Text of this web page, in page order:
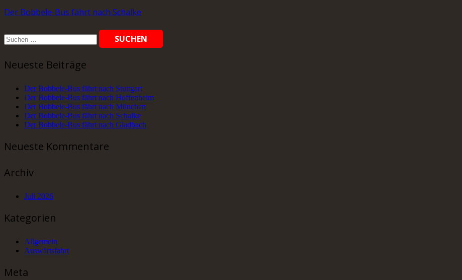
Der Bobbele-Bus fährt nach Schalke
Suchen
nach:
Neueste Beiträge
Der Bobbele-Bus fährt nach Stuttgart
Der Bobbele-Bus fährt nach Hoffenheim
Der Bobbele-Bus fährt nach München
Der Bobbele-Bus fährt nach Schalke
Der Bobbele-Bus fährt nach Gladbach
Neueste Kommentare
Archiv
Juli 2026
Kategorien
Allgemein
Auswärtsfahrt
Meta